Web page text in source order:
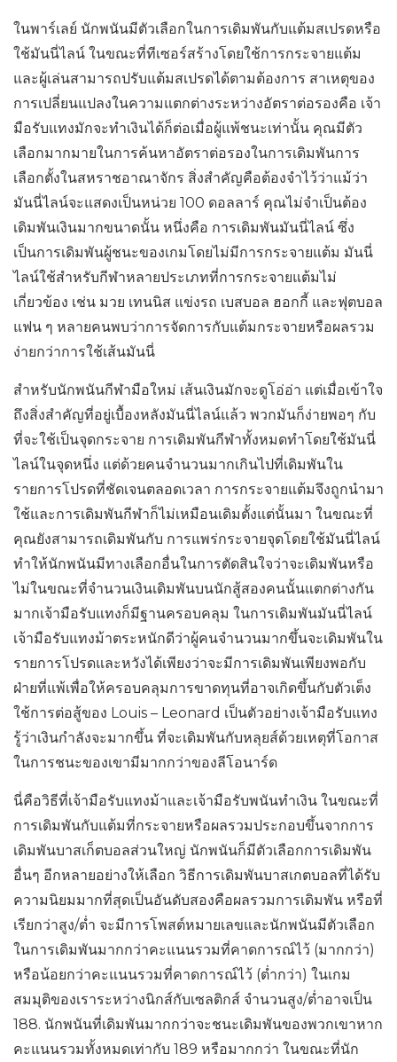
ในพาร์เลย์ นักพนันมีตัวเลือกในการเดิมพันกับแต้มสเปรดหรือ
ใช้มันนี่ไลน์ ในขณะที่ทีเซอร์สร้างโดยใช้การกระจายแต้ม
และผู้เล่นสามารถปรับแต้มสเปรดได้ตามต้องการ สาเหตุของ
การเปลี่ยนแปลงในความแตกต่างระหว่างอัตราต่อรองคือ เจ้า
มือรับแทงมักจะทำเงินได้ก็ต่อเมื่อผู้แพ้ชนะเท่านั้น คุณมีตัว
เลือกมากมายในการค้นหาอัตราต่อรองในการเดิมพันการ
เลือกตั้งในสหราชอาณาจักร สิ่งสำคัญคือต้องจำไว้ว่าแม้ว่า
มันนี่ไลน์จะแสดงเป็นหน่วย 100 ดอลลาร์ คุณไม่จำเป็นต้อง
เดิมพันเงินมากขนาดนั้น หนึ่งคือ การเดิมพันมันนี่ไลน์ ซึ่ง
เป็นการเดิมพันผู้ชนะของเกมโดยไม่มีการกระจายแต้ม มันนี่
ไลน์ใช้สำหรับกีฬาหลายประเภทที่การกระจายแต้มไม่
เกี่ยวข้อง เช่น มวย เทนนิส แข่งรถ เบสบอล ฮอกกี้ และฟุตบอล
แฟน ๆ หลายคนพบว่าการจัดการกับแต้มกระจายหรือผลรวม
ง่ายกว่าการใช้เส้นมันนี่
สำหรับนักพนันกีฬามือใหม่ เส้นเงินมักจะดูโอ่อ่า แต่เมื่อเข้าใจ
ถึงสิ่งสำคัญที่อยู่เบื้องหลังมันนี่ไลน์แล้ว พวกมันก็ง่ายพอๆ กับ
ที่จะใช้เป็นจุดกระจาย การเดิมพันกีฬาทั้งหมดทำโดยใช้มันนี่
ไลน์ในจุดหนึ่ง แต่ด้วยคนจำนวนมากเกินไปที่เดิมพันใน
รายการโปรดที่ชัดเจนตลอดเวลา การกระจายแต้มจึงถูกนำมา
ใช้และการเดิมพันกีฬาก็ไม่เหมือนเดิมตั้งแต่นั้นมา ในขณะที่
คุณยังสามารถเดิมพันกับ การแพร่กระจายจุดโดยใช้มันนี่ไลน์
ทำให้นักพนันมีทางเลือกอื่นในการตัดสินใจว่าจะเดิมพันหรือ
ไม่ในขณะที่จำนวนเงินเดิมพันบนนักสู้สองคนนั้นแตกต่างกัน
มากเจ้ามือรับแทงก็มีฐานครอบคลุม ในการเดิมพันมันนี่ไลน์
เจ้ามือรับแทงม้าตระหนักดีว่าผู้คนจำนวนมากขึ้นจะเดิมพันใน
รายการโปรดและหวังได้เพียงว่าจะมีการเดิมพันเพียงพอกับ
ฝ่ายที่แพ้เพื่อให้ครอบคลุมการขาดทุนที่อาจเกิดขึ้นกับตัวเต็ง
ใช้การต่อสู้ของ Louis – Leonard เป็นตัวอย่างเจ้ามือรับแทง
รู้ว่าเงินกำลังจะมากขึ้น ที่จะเดิมพันกับหลุยส์ด้วยเหตุที่โอกาส
ในการชนะของเขามีมากกว่าของลีโอนาร์ด
นี่คือวิธีที่เจ้ามือรับแทงม้าและเจ้ามือรับพนันทำเงิน ในขณะที่
การเดิมพันกับแต้มที่กระจายหรือผลรวมประกอบขึ้นจากการ
เดิมพันบาสเก็ตบอลส่วนใหญ่ นักพนันก็มีตัวเลือกการเดิมพัน
อื่นๆ อีกหลายอย่างให้เลือก วิธีการเดิมพันบาสเกตบอลที่ได้รับ
ความนิยมมากที่สุดเป็นอันดับสองคือผลรวมการเดิมพัน หรือที่
เรียกว่าสูง/ต่ำ จะมีการโพสต์หมายเลขและนักพนันมีตัวเลือก
ในการเดิมพันมากกว่าคะแนนรวมที่คาดการณ์ไว้ (มากกว่า)
หรือน้อยกว่าคะแนนรวมที่คาดการณ์ไว้ (ต่ำกว่า) ในเกม
สมมุติของเราระหว่างนิกส์กับเซลติกส์ จำนวนสูง/ต่ำอาจเป็น
188. นักพนันที่เดิมพันมากกว่าจะชนะเดิมพันของพวกเขาหาก
คะแนนรวมทั้งหมดเท่ากับ 189 หรือมากกว่า ในขณะที่นัก